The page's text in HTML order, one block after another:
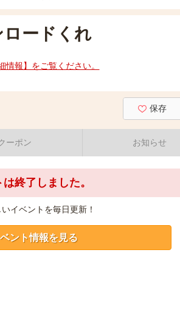
ードくれ
報】をご覧ください。
保存
ーポン お知らせ
終了しました。
イベントを毎日更新！
ント情報を見る